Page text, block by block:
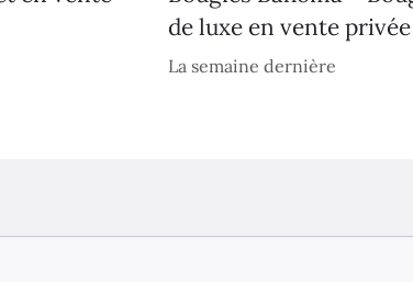
de luxe en vente
La semaine dernière